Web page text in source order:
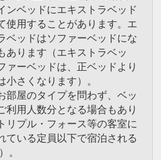
ンベッドにエキストラベッド
使用することがあります。エ
ベッドはソファーベッドにな
あります（エキストラベッ
ァーベッドは、正ベッドより
小さくなります）。
部屋のタイプを問わず、ベッ
利用人数分となる場合もあり
リプル・フォース等の客室に
ている定員以下で宿泊される
。